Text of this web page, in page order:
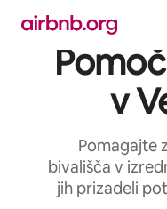
v
Pomagajte
bivališča v
jih prizadeli